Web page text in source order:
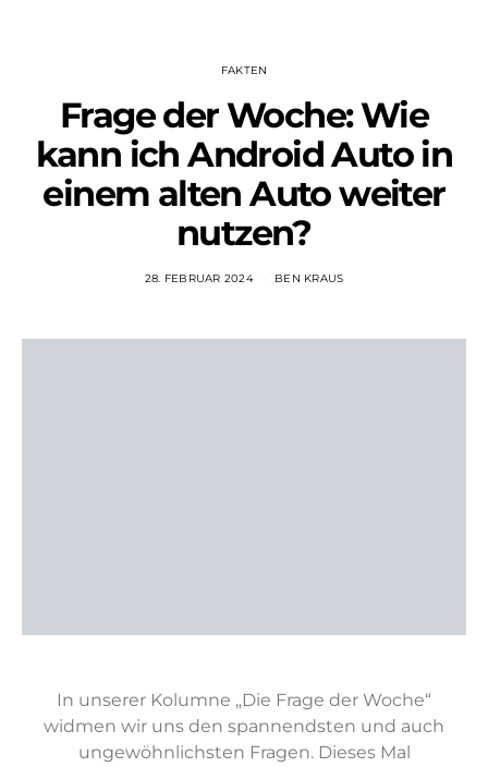
FAKTEN
Frage der Woche: Wie
kann ich Android Auto in
einem alten Auto weiter
nutzen?
28. FEBRUAR 2024 BEN KRAUS
In unserer Kolumne „Die Frage der Woche“
widmen wir uns den spannendsten und auch
ungewöhnlichsten Fragen. Dieses Mal